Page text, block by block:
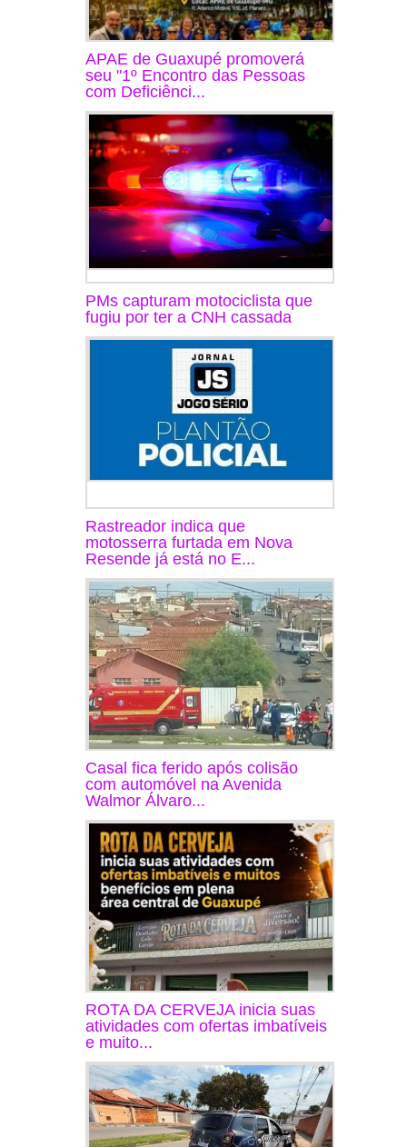
APAE de Guaxupé promoverá
seu "1º Encontro das Pessoas
com Deficiênci...
PMs capturam motociclista que
fugiu por ter a CNH cassada
Rastreador indica que
motosserra furtada em Nova
Resende já está no E...
Casal fica ferido após colisão
com automóvel na Avenida
Walmor Álvaro...
ROTA DA CERVEJA inicia suas
atividades com ofertas imbatíveis
e muito...